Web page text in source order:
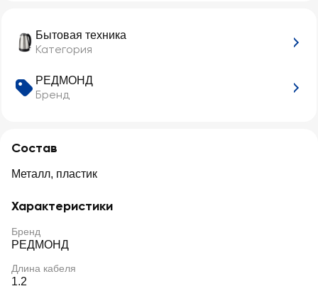
Бытовая техника
Категория
РЕДМОНД
Бренд
Состав
Металл, пластик
Характеристики
Бренд
РЕДМОНД
Длина кабеля
1.2